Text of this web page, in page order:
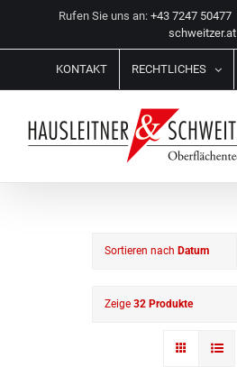
springen
Rufen Sie uns an: +43 7247 50477
schweitzer.at
KONTAKT RECHTLICHES
Sortieren nach Datum
Zeige 32 Produkte